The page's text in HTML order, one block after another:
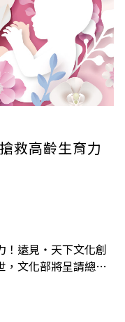
救高齡生育力
！遠見‧天下文化創
，文化部將呈請總統